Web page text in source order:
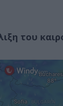
του